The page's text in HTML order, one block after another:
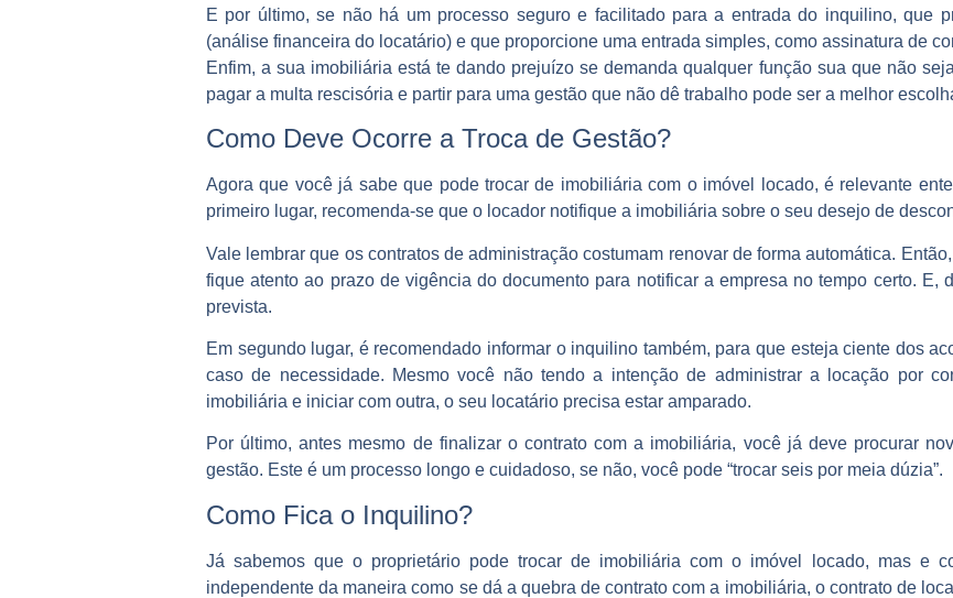
E por último, se não há um processo seguro e facilitado para a entrada do inquilino, que
(análise financeira do locatário) e que proporcione uma entrada simples, como assinatura de
Enfim, a sua imobiliária está te dando prejuízo se demanda qualquer função sua que não
pagar a multa rescisória e partir para uma gestão que não dê trabalho pode ser a melhor
Como Deve Ocorre a Troca de Gestão?
Agora que você já sabe que pode trocar de imobiliária com o imóvel locado, é relevante
primeiro lugar, recomenda-se que o locador notifique a imobiliária sobre o seu desejo de
Vale lembrar que os contratos de administração costumam renovar de forma automática.
fique atento ao prazo de vigência do documento para notificar a empresa no tempo certo. E,
prevista.
Em segundo lugar, é recomendado informar o inquilino também, para que esteja ciente dos
caso de necessidade. Mesmo você não tendo a intenção de administrar a locação por
imobiliária e iniciar com outra, o seu locatário precisa estar amparado.
Por último, antes mesmo de finalizar o contrato com a imobiliária, você já deve procurar
gestão. Este é um processo longo e cuidadoso, se não, você pode “trocar seis por meia dúzia”.
Como Fica o Inquilino?
Já sabemos que o proprietário pode trocar de imobiliária com o imóvel locado, mas e
independente da maneira como se dá a quebra de contrato com a imobiliária, o contrato de